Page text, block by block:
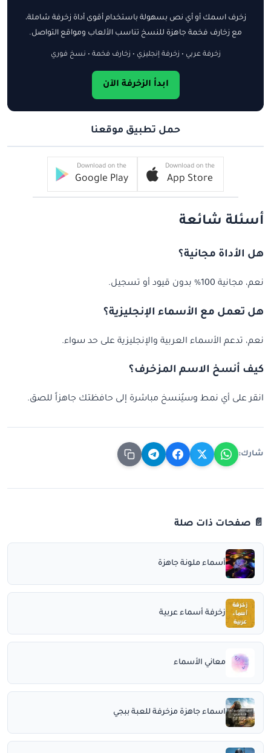
زخرف اسمك أو أي نص بسهولة باستخدام أقوى أداة زخرفة شاملة،
مع زخارف فخمة جاهزة للنسخ تناسب الألعاب ومواقع التواصل.
زخرفة عربي • زخرفة إنجليزي • زخارف فخمة • نسخ فوري
ابدأ الزخرفة الآن
حمل تطبيق موقعنا
Download on the
App Store
Download on the
Google Play
أسئلة شائعة
هل الأداة مجانية؟
نعم، مجانية 100% بدون قيود أو تسجيل.
هل تعمل مع الأسماء الإنجليزية؟
نعم، تدعم الأسماء العربية والإنجليزية على حد سواء.
كيف أنسخ الاسم المزخرف؟
انقر على أي نمط وسيُنسخ مباشرة إلى حافظتك جاهزاً للصق.
شارك:
📄 صفحات ذات صلة
أسماء ملونة جاهزة
زخرفة أسماء عربية
معاني الأسماء
اسماء جاهزة مزخرفة للعبة ببجي